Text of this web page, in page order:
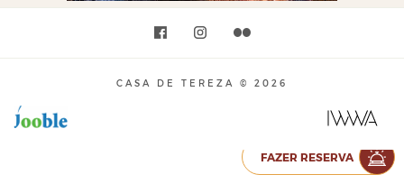
CASA DE TEREZA © 2026
FAZER RESERVA